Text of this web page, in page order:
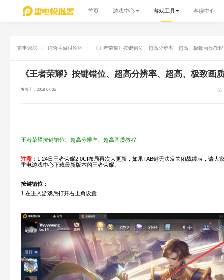
首页 游戏中心 游戏工具 客服中心
雷电论坛 综合手游讨论区 《王者荣耀》按键错位、超高分辨率、超高、极致画质教程
《王者荣耀》按键错位、超高分辨率、超高、极致画
发表于：2018-07-05
王者荣耀按键错位、超高分辨率、超高画质教程
注意： 1.24日王者荣耀2.0UI布局再次大更新，如果TAB键无法发关闭战绩表，请大
雷电游戏中心下载最新版本的王者荣耀。
按键错位：
1.在进入游戏后打开右上角设置